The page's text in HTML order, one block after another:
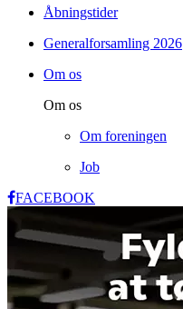
Åbningstider
Generalforsamling 2026
Om os
Om os
Om foreningen
Job
FACEBOOK